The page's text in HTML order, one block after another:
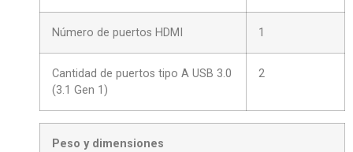
Número de puertos HDMI 1
Cantidad de puertos tipo A USB 3.0
(3.1 Gen 1)
2
Peso y dimensiones